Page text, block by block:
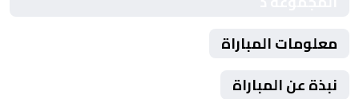
معلومات المباراة
نبذة عن المباراة